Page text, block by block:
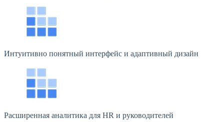
Интуитивно понятный интерфейс и адаптивный дизайн
Расширенная аналитика для HR и руководителей